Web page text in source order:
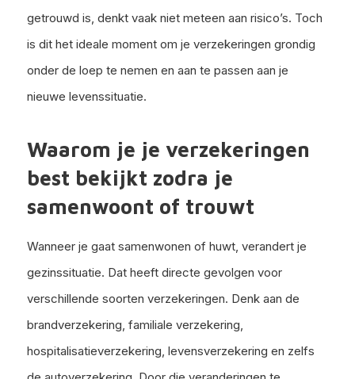
getrouwd is, denkt vaak niet meteen aan risico’s. Toch
is dit het ideale moment om je verzekeringen grondig
onder de loep te nemen en aan te passen aan je
nieuwe levenssituatie.
Waarom je je verzekeringen
best bekijkt zodra je
samenwoont of trouwt
Wanneer je gaat samenwonen of huwt, verandert je
gezinssituatie. Dat heeft directe gevolgen voor
verschillende soorten verzekeringen. Denk aan de
brandverzekering, familiale verzekering,
hospitalisatieverzekering, levensverzekering en zelfs